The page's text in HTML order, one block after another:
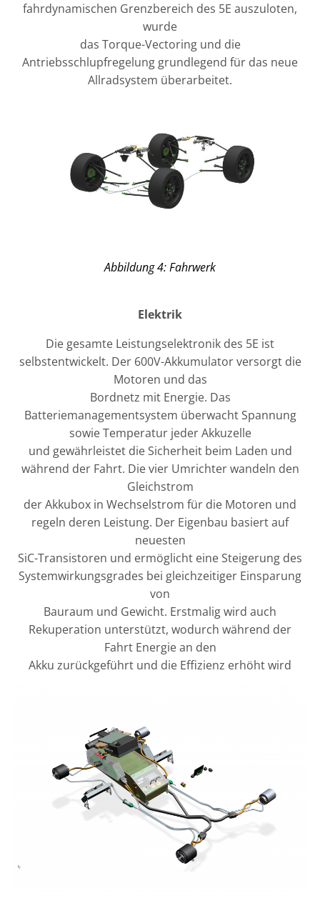
fahrdynamischen Grenzbereich des 5E auszuloten,
wurde
das Torque-Vectoring und die
Antriebsschlupfregelung grundlegend für das neue
Allradsystem überarbeitet.
Abbildung 4: Fahrwerk
Elektrik
Die gesamte Leistungselektronik des 5E ist
selbstentwickelt. Der 600V-Akkumulator versorgt die
Motoren und das
Bordnetz mit Energie. Das
Batteriemanagementsystem überwacht Spannung
sowie Temperatur jeder Akkuzelle
und gewährleistet die Sicherheit beim Laden und
während der Fahrt. Die vier Umrichter wandeln den
Gleichstrom
der Akkubox in Wechselstrom für die Motoren und
regeln deren Leistung. Der Eigenbau basiert auf
neuesten
SiC-Transistoren und ermöglicht eine Steigerung des
Systemwirkungsgrades bei gleichzeitiger Einsparung
von
Bauraum und Gewicht. Erstmalig wird auch
Rekuperation unterstützt, wodurch während der
Fahrt Energie an den
Akku zurückgeführt und die Effizienz erhöht wird